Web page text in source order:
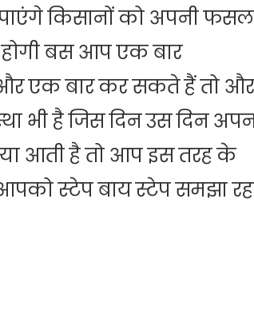
किसानों को अपनी फसल
बस आप एक बार
और एक बार कर सकते हैं तो और
भी है जिस दिन उस दिन
आती है तो आप इस तरह के
स्टेप बाय स्टेप समझा